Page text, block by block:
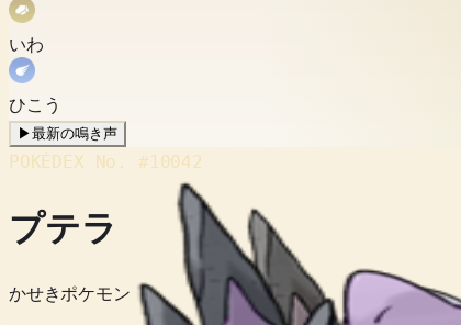
いわ
ひこう
▶最新の鳴き声
POKÉDEX No. #10042
プテラ
かせきポケモン